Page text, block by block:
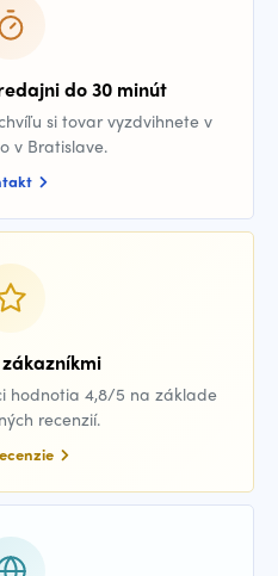
do 30 minút
si tovar vyzdvihnete v
v Bratislave.
hodnotia 4,8/5 na základe
recenzií.